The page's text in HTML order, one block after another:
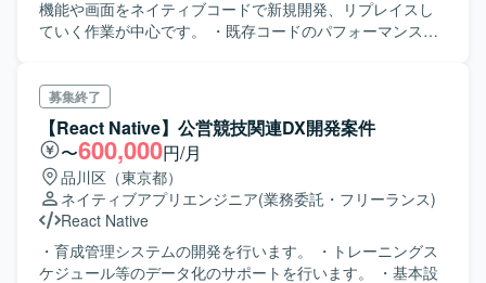
機能や画面をネイティブコードで新規開発、リプレイスし
ていく作業が中心です。 ・既存コードのパフォーマンス改
ネイティブモジュール、コンポーネントで開発いただきま
す。 ・React Nativeとネイティブコードの連携をブリッジ
ング技術を用いて実装します。 ・その他、ドキュメント作
成や技術調査、関係部署とのコミュニケーションも発生い
たします。
募集終了
【React Native】公営競技関連DX開発案件
〜600,000円/月
品川区（東京都）
ネイティブアプリエンジニア(業務委託・フリーランス)
React Native
・育成管理システムの開発を行います。 ・トレーニングス
ケジュール等のデータ化のサポートを行います。 ・基本設